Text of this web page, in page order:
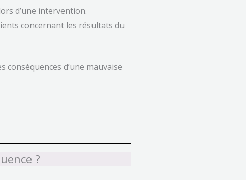
d’une intervention.
concernant les résultats du
d’une mauvaise
?